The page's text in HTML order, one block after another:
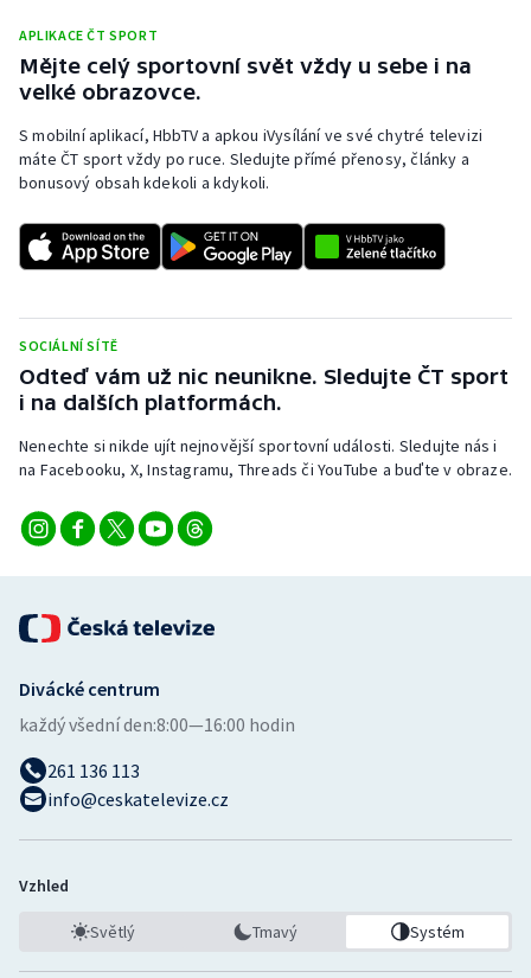
Plavání
Plážový volejbal
Ragby
Rychlobruslení
Short track
Sportovní střelba
Stolní tenis
Triatlon
Veslování
Vodní slalom
Volejbal
APLIKACE ČT SPORT
Mějte celý sportovní svět vždy u sebe i na
velké obrazovce.
S mobilní aplikací, HbbTV a apkou iVysílání ve své chytré televizi
máte ČT sport vždy po ruce. Sledujte přímé přenosy, články a
bonusový obsah kdekoli a kdykoli.
SOCIÁLNÍ SÍTĚ
Odteď vám už nic neunikne. Sledujte ČT sport
i na dalších platformách.
Nenechte si nikde ujít nejnovější sportovní události. Sledujte nás i
na Facebooku, X, Instagramu, Threads či YouTube a buďte v obraze.
Divácké centrum
každý všední den:8:00—16:00 hodin
261 136 113
info@ceskatelevize.cz
Vzhled
Světlý Tmavý Systém